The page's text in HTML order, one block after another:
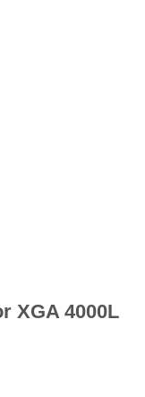
XGA 4000L